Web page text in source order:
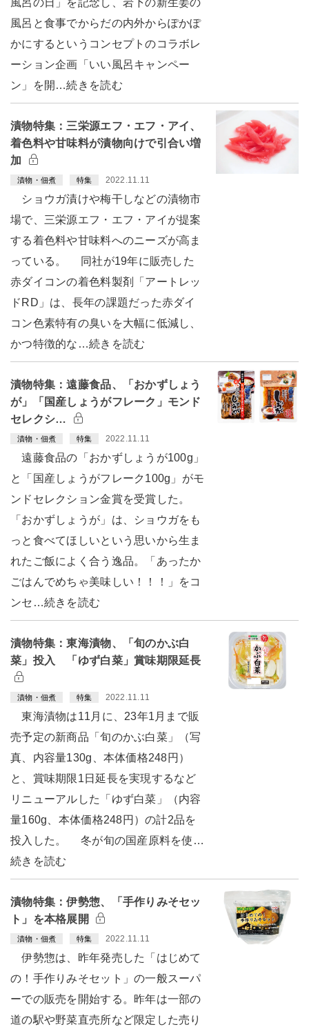
風呂の日」を記念し、岩下の新生姜の
風呂と食事でからだの内外からぽかぽ
かにするというコンセプトのコラボレ
ーション企画「いい風呂キャンペー
ン」を開…続きを読む
漬物特集：三栄源エフ・エフ・アイ、
着色料や甘味料が漬物向けで引合い増
加
漬物・佃煮 特集 2022.11.11
ショウガ漬けや梅干しなどの漬物市
場で、三栄源エフ・エフ・アイが提案
する着色料や甘味料へのニーズが高ま
っている。 同社が19年に販売した
赤ダイコンの着色料製剤「アートレッ
ドRD」は、長年の課題だった赤ダイ
コン色素特有の臭いを大幅に低減し、
かつ特徴的な…続きを読む
漬物特集：遠藤食品、「おかずしょう
が」「国産しょうがフレーク」モンド
セレクシ…
漬物・佃煮 特集 2022.11.11
遠藤食品の「おかずしょうが100g」
と「国産しょうがフレーク100g」がモ
ンドセレクション金賞を受賞した。
「おかずしょうが」は、ショウガをも
っと食べてほしいという思いから生ま
れたご飯によく合う逸品。「あったか
ごはんでめちゃ美味しい！！！」をコ
ンセ…続きを読む
漬物特集：東海漬物、「旬のかぶ白
菜」投入 「ゆず白菜」賞味期限延長
漬物・佃煮 特集 2022.11.11
東海漬物は11月に、23年1月まで販
売予定の新商品「旬のかぶ白菜」（写
真、内容量130g、本体価格248円）
と、賞味期限1日延長を実現するなど
リニューアルした「ゆず白菜」（内容
量160g、本体価格248円）の計2品を
投入した。 冬が旬の国産原料を使…
続きを読む
漬物特集：伊勢惣、「手作りみそセッ
ト」を本格展開
漬物・佃煮 特集 2022.11.11
伊勢惣は、昨年発売した「はじめて
の！手作りみそセット」の一般スーパ
ーでの販売を開始する。昨年は一部の
道の駅や野菜直売所など限定した売り